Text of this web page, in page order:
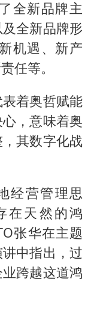
全新品牌主
全新品牌形
机遇、新产
任等。
着奥哲赋能
，意味着奥
其数字化战
经营管理思
在天然的鸿
张华在主题
中指出，过
跨越这道鸿